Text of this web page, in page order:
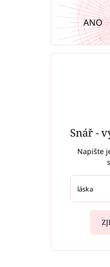
ANO
Snář -
Napište